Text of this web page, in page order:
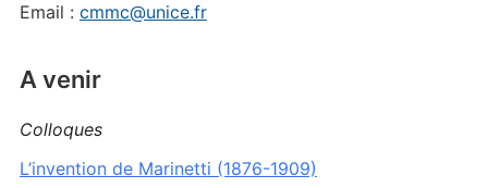
Email : cmmc@unice.fr
A venir
Colloques
L’invention de Marinetti (1876-1909)